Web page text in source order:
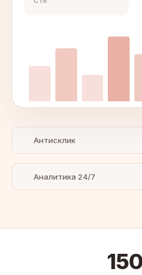
Антисклик
Аналитика 24/7